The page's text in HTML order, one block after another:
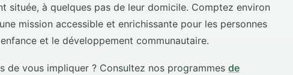
située, à quelques pas de leur domicile. Comptez environ
mission accessible et enrichissante pour les personnes
et le développement communautaire.
de vous impliquer ? Consultez nos programmes de